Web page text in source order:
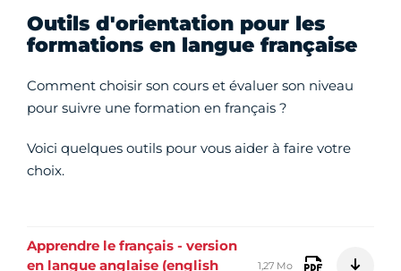
Outils d'orientation pour les
formations en langue française
Comment choisir son cours et évaluer son niveau
pour suivre une formation en français ?
Voici quelques outils pour vous aider à faire votre
choix.
Apprendre le français - version
en langue anglaise (english
1,27 Mo